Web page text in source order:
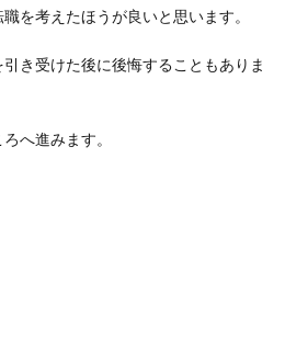
を考えたほうが良いと思います。
き受けた後に後悔することもありま
へ進みます。